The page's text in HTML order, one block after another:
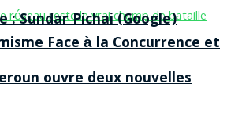
ouvre deux nouvelles
: Sundar Pichai (Google)
Face à la Concurrence et